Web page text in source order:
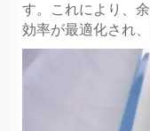
す。これにより、
効率が最適化され